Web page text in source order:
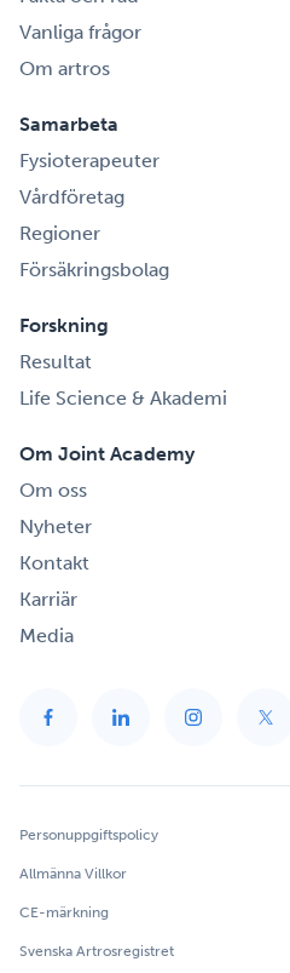
Vanliga frågor
Om artros
Samarbeta
Fysioterapeuter
Vårdföretag
Regioner
Försäkringsbolag
Forskning
Resultat
Life Science & Akademi
Om Joint Academy
Om oss
Nyheter
Kontakt
Karriär
Media
Personuppgiftspolicy
Allmänna Villkor
CE-märkning
Svenska Artrosregistret